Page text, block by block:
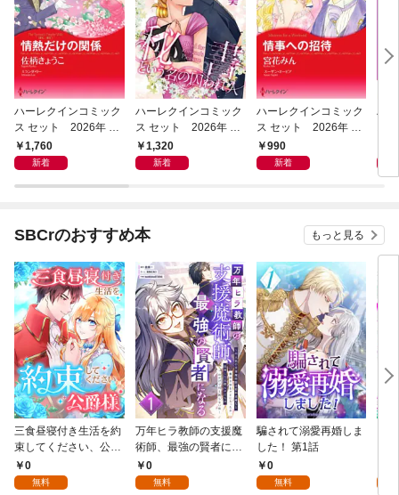
ハーレクインコミック
ス セット 2026年 vo
l.1082
1,760
新着
ハーレクインコミック
ス セット 2026年 vo
l.1019
1,320
新着
ハーレクインコミック
ス セット 2026年 vo
l.956
990
新着
ハ
SBCrのおすすめ本 もっと見る
三食昼寝付き生活を約
束してください、公爵
様 1話
0
無料
万年ヒラ教師の支援魔
術師、最強の賢者にな
る～不人気の支援魔術
師は給料泥棒だと魔術
0
無料
騙されて溺愛再婚しま
した！ 第1話
0
無料